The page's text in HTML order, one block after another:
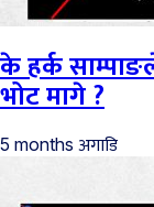
के हर्क
भोट मागे ?
5 months अगाडि